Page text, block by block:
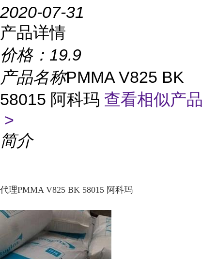
2020-07-31
产品详情
价格： 19.9
产品名称PMMA V825 BK
58015 阿科玛 查看相似产品
>
简介
代理PMMA V825 BK 58015 阿科玛